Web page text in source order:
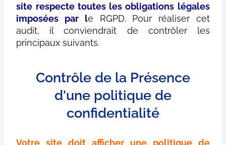
site respecte toutes les obligations légales
imposées par le RGPD. Pour réaliser cet
audit, il conviendrait de contrôler les
principaux suivants.
Contrôle de la Présence
d'une politique de
confidentialité
Votre site doit afficher une politique de